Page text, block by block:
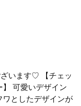
います♡ 【チェッ
可愛いデザイン
ワとしたデザインが